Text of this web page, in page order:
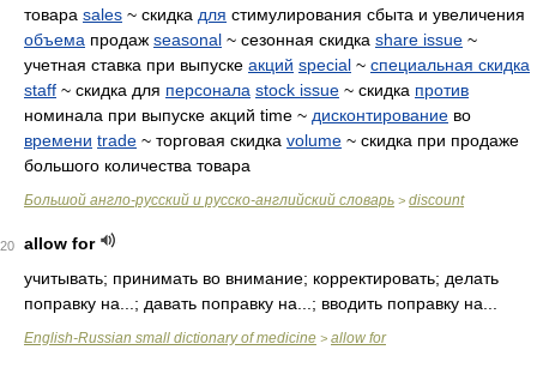
товара sales ~ скидка для стимулирования сбыта и увеличения
объема продаж seasonal ~ сезонная скидка share issue ~
учетная ставка при выпуске акций special ~ специальная скидка
staff ~ скидка для персонала stock issue ~ скидка против
номинала при выпуске акций time ~ дисконтирование во
времени trade ~ торговая скидка volume ~ скидка при продаже
большого количества товара
Большой англо-русский и русско-английский словарь > discount
20
allow for
учитывать; принимать во внимание; корректировать; делать
поправку на...; давать поправку на...; вводить поправку на...
English-Russian small dictionary of medicine > allow for